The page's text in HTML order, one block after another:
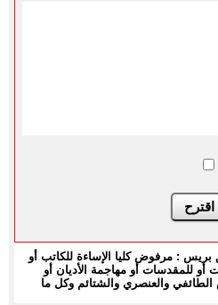
: مرفوض كليا الإساءة للكاتب أو
للمقدسات أو مهاجمة الأديان أو
الطائفي والعنصري والشتائم وكل ما